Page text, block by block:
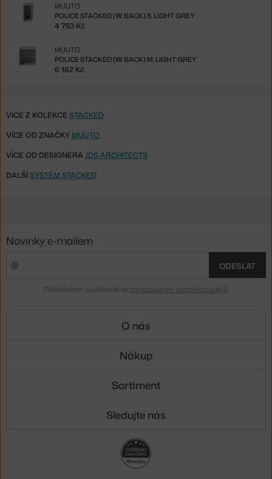
POLICE STACKED (W. BACK) S, LIGHT GREY
MUUTO
4 753 Kč
POLICE STACKED (W. BACK) M, LIGHT GREY
MUUTO
6 162 Kč
VÍCE Z KOLEKCE STACKED
VÍCE OD ZNAČKY MUUTO
VÍCE OD DESIGNÉRA JDS ARCHITECTS
DALŠÍSYSTÉM STACKED
Novinky e-mailem
ODESLAT
Přihlášením souhlasíte se zpracováním osobních údajů
O nás
Nákup
Sortiment
Sledujte nás